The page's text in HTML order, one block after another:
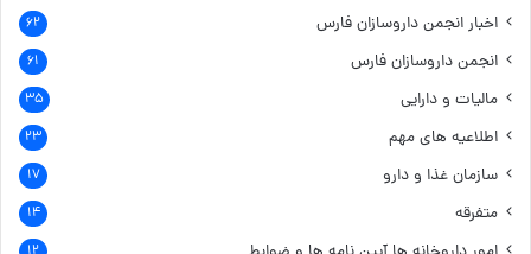
اخبار انجمن داروسازان فارس ۶۲
انجمن داروسازان فارس ۶۱
مالیات و دارایی ۳۵
اطلاعیه های مهم ۲۳
سازمان غذا و دارو ۱۷
متفرقه ۱۴